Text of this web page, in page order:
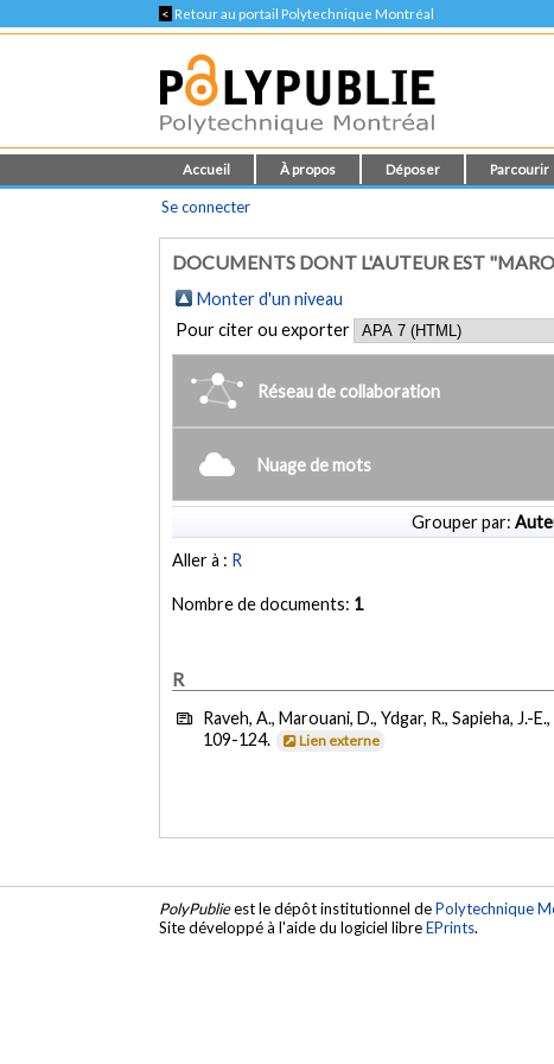
< Retour au portail Polytechnique Montréal
Accueil À propos Déposer Parcourir
Se connecter
DOCUMENTS DONT L'AUTEUR EST
Monter d'un niveau
Pour citer ou exporter
Réseau de collaboration
Nuage de mots
Grouper par:
Aller à : R
Nombre de documents: 1
R
Raveh, A., Marouani, D., Ydgar, R., Sapieha, J.-
109-124.
Lien externe
PolyPublieest le dépôt institutionnel dePolytechnique
Site développé à l'aide du logiciel libreEPrints.